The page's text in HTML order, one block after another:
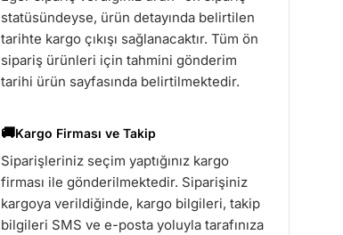
statüsündeyse, ürün detayında belirtilen
tarihte kargo çıkışı sağlanacaktır. Tüm ön
sipariş ürünleri için tahmini gönderim
tarihi ürün sayfasında belirtilmektedir.
🚚Kargo Firması ve Takip
Siparişleriniz seçim yaptığınız kargo
firması ile gönderilmektedir. Siparişiniz
kargoya verildiğinde, kargo bilgileri, takip
bilgileri SMS ve e-posta yoluyla tarafınıza